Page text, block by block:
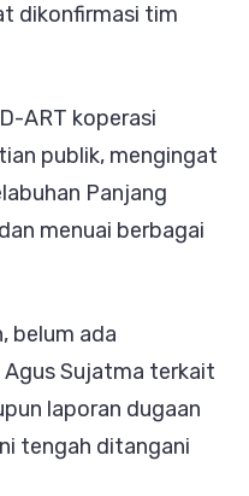
dikonfirmasi tim
ART koperasi
publik, mengingat
Panjang
menuai berbagai
belum ada
Agus Sujatma terkait
laporan dugaan
tengah ditangani